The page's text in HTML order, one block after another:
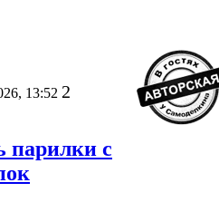
13:52 2
парилки с